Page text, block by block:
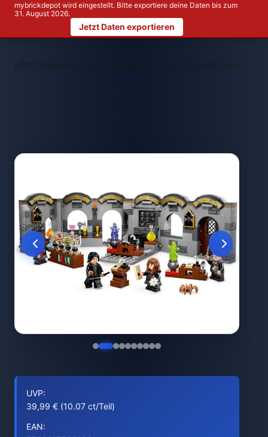
mybrickdepot wird eingestellt. Bitte exportiere deine Daten bis zum
31. August 2026.
Jetzt Daten exportieren
LEGO Themen > LEGO 76431 Schloss
UVP:
39,99 € (10.07 ct/Teil)
EAN: